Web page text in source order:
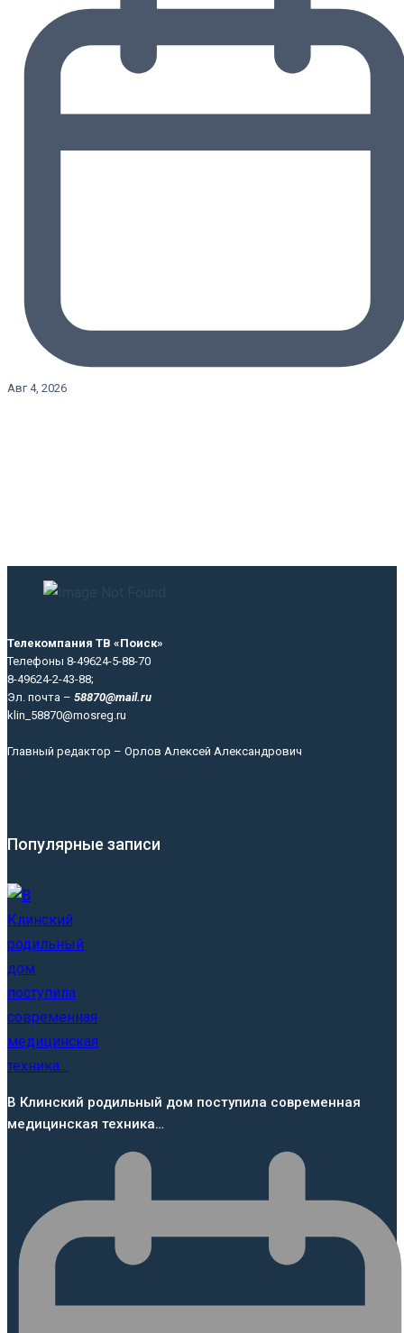
Авг 4, 2026
Телекомпания ТВ «Поиск»
Телефоны 8-49624-5-88-70
8-49624-2-43-88;
Эл. почта – 58870@mail.ru
klin_58870@mosreg.ru
Главный редактор – Орлов Алексей Александрович
Популярные записи
В Клинский родильный дом поступила современная
медицинская техника…